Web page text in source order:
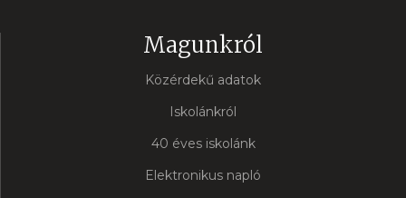
Magunkról
Közérdekű adatok
Iskolánkról
40 éves iskolánk
Elektronikus napló